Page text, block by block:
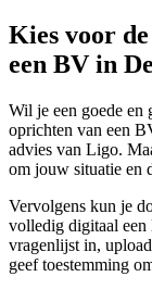
Kies voor
een BV in
Wil je een goede en
oprichten van een
advies van Ligo.
om jouw situatie en
Vervolgens kun je
volledig digitaal
vragenlijst in,
geef toestemming